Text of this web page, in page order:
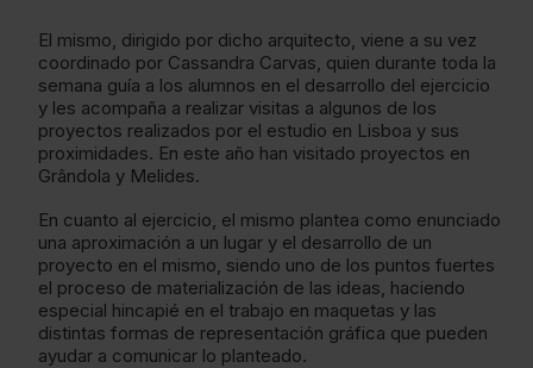
El mismo, dirigido por dicho arquitecto, viene a su vez
coordinado por Cassandra Carvas, quien durante toda la
semana guía a los alumnos en el desarrollo del ejercicio
y les acompaña a realizar visitas a algunos de los
proyectos realizados por el estudio en Lisboa y sus
proximidades. En este año han visitado proyectos en
Grândola y Melides.
En cuanto al ejercicio, el mismo plantea como enunciado
una aproximación a un lugar y el desarrollo de un
proyecto en el mismo, siendo uno de los puntos fuertes
el proceso de materialización de las ideas, haciendo
especial hincapié en el trabajo en maquetas y las
distintas formas de representación gráfica que pueden
ayudar a comunicar lo planteado.